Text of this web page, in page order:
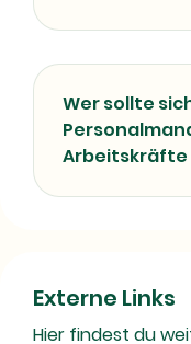
Wer sollte
Externe Links
Hier findest du